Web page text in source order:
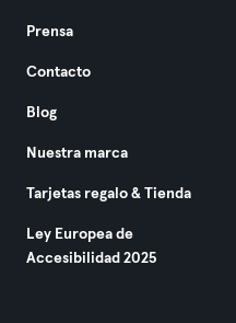
Prensa
Contacto
Blog
Nuestra marca
Tarjetas regalo & Tienda
Ley Europea de
Accesibilidad 2025